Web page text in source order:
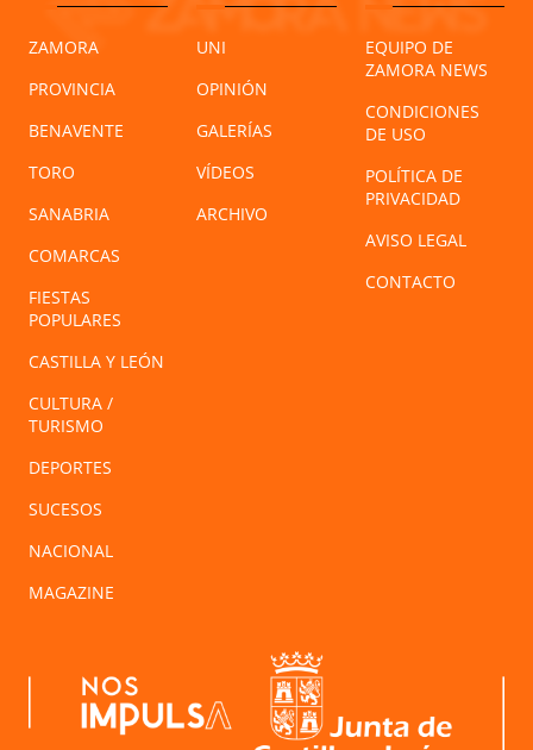
ZAMORA
PROVINCIA
BENAVENTE
TORO
SANABRIA
COMARCAS
FIESTAS
POPULARES
CASTILLA Y LEÓN
CULTURA /
TURISMO
DEPORTES
SUCESOS
NACIONAL
MAGAZINE
UNI
OPINIÓN
GALERÍAS
VÍDEOS
ARCHIVO
EQUIPO DE
ZAMORA NEWS
CONDICIONES
DE USO
POLÍTICA DE
PRIVACIDAD
AVISO LEGAL
CONTACTO